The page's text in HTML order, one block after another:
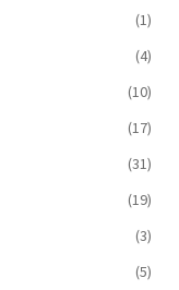
(1)
(4)
(10)
(17)
(31)
(19)
(3)
(5)